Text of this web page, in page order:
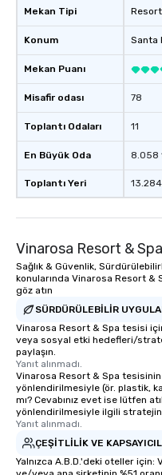
Mekan Tipi
Konum
Mekan Puanı
Misafir odası
Toplantı Odaları
En Büyük Oda
Toplantı Yeri
Resort
Santa
78
11
8.058
Vinarosa Resort &
Sağlık & Güvenlik,
konularında Vinarosa Resort &
göz atın
SÜRDÜRÜLEBILIR
Vinarosa Resort & Spa tesisi
veya sosyal etki hedefleri/
paylaşın.
Yanıt alınmadı.
Vinarosa Resort & Spa tesisinin
yönlendirilmesiyle (ör. plastik,
mı? Cevabınız evet ise lütfen
yönlendirilmesiyle ilgili
Yanıt alınmadı.
ÇEŞITLILIK VE
Yalnızca A.B.D.'deki oteller